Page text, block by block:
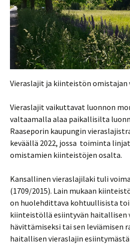
Vieraslajit ja kiinteistön omistajan
Vieraslajit vaikuttavat luonnon
valtaamalla alaa paikallisilta
Raaseporin kaupungin
keväällä 2022, jossa toiminta
omistamien kiinteistöjen osalta.
Kansallinen vieraslajilaki tuli
(1709/2015). Lain mukaan
on huolehdittava kohtuullisista
kiinteistöllä esiintyvän haitallisen
hävittämiseksi tai sen leviämisen
haitallisen vieraslajin